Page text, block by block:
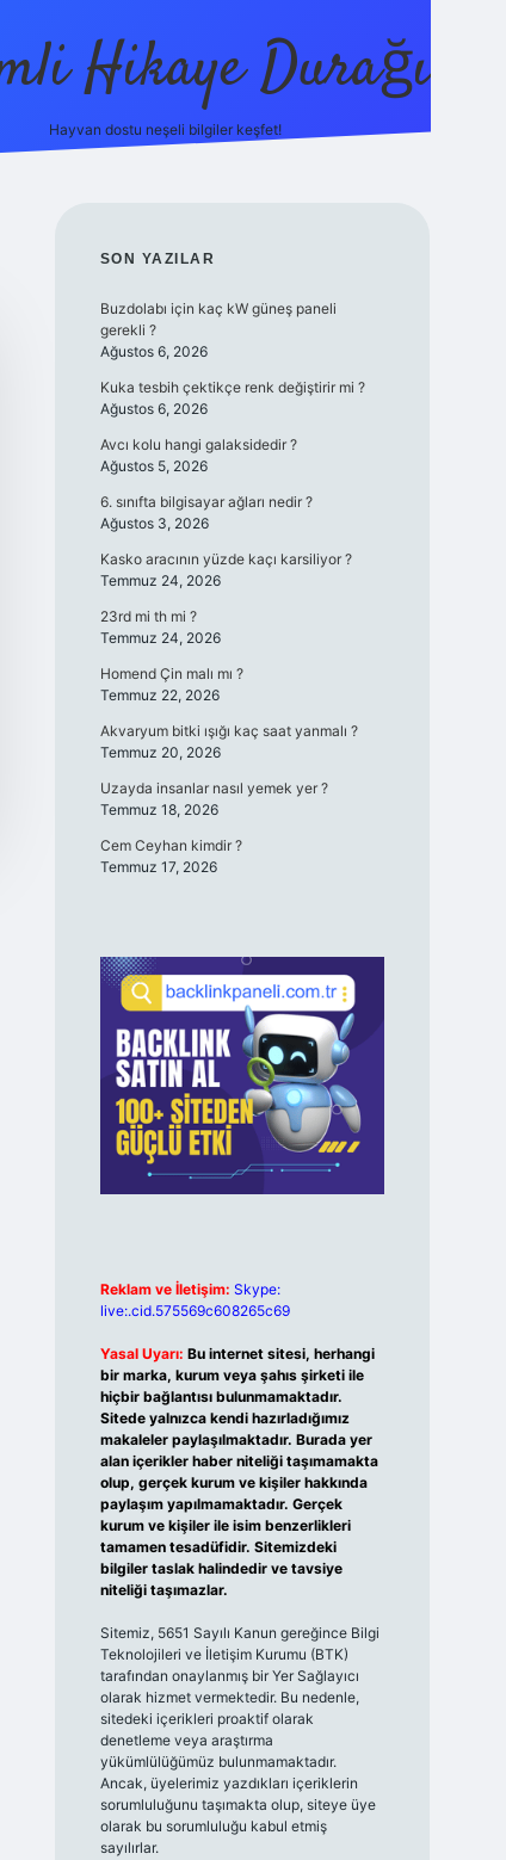
Hikaye Durağı
Hayvan dostu neşeli bilgiler keşfet!
SIDEBAR
SON YAZILAR
Buzdolabı için kaç kW güneş paneli
gerekli ?
Ağustos 6, 2026
Kuka tesbih çektikçe renk değiştirir mi ?
Ağustos 6, 2026
Avcı kolu hangi galaksidedir ?
Ağustos 5, 2026
6. sınıfta bilgisayar ağları nedir ?
Ağustos 3, 2026
Kasko aracının yüzde kaçı karsiliyor ?
Temmuz 24, 2026
23rd mi th mi ?
Temmuz 24, 2026
Homend Çin malı mı ?
Temmuz 22, 2026
Akvaryum bitki ışığı kaç saat yanmalı ?
Temmuz 20, 2026
Uzayda insanlar nasıl yemek yer ?
Temmuz 18, 2026
Cem Ceyhan kimdir ?
Temmuz 17, 2026
Reklam ve İletişim: Skype:
live:.cid.575569c608265c69
Yasal Uyarı: Bu internet sitesi, herhangi
bir marka, kurum veya şahıs şirketi ile
hiçbir bağlantısı bulunmamaktadır.
Sitede yalnızca kendi hazırladığımız
makaleler paylaşılmaktadır. Burada yer
alan içerikler haber niteliği taşımamakta
olup, gerçek kurum ve kişiler hakkında
paylaşım yapılmamaktadır. Gerçek
kurum ve kişiler ile isim benzerlikleri
tamamen tesadüfidir. Sitemizdeki
bilgiler taslak halindedir ve tavsiye
niteliği taşımazlar.
Sitemiz, 5651 Sayılı Kanun gereğince Bilgi
Teknolojileri ve İletişim Kurumu (BTK)
tarafından onaylanmış bir Yer Sağlayıcı
olarak hizmet vermektedir. Bu nedenle,
sitedeki içerikleri proaktif olarak
denetleme veya araştırma
yükümlülüğümüz bulunmamaktadır.
Ancak, üyelerimiz yazdıkları içeriklerin
sorumluluğunu taşımakta olup, siteye üye
olarak bu sorumluluğu kabul etmiş
sayılırlar.